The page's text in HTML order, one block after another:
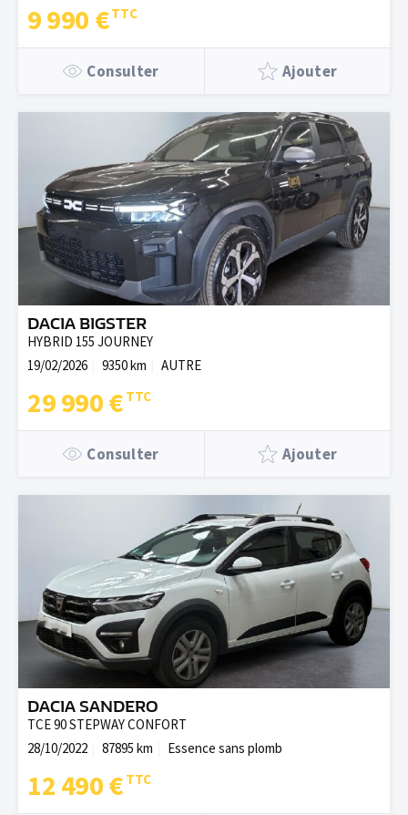
9 990 €
Consulter Ajouter
DACIA BIGSTER
HYBRID 155 JOURNEY
19/02/2026
9350 km AUTRE
29 990 €
Consulter Ajouter
DACIA SANDERO
TCE 90 STEPWAY CONFORT
28/10/2022
87895 km Essence sans plomb
12 490 €